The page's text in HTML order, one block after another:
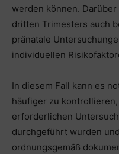
werden können.
dritten Trimesters auch
pränatale
individuellen
In diesem Fall kann es
häufiger zu
erforderlichen
durchgeführt wurden
ordnungsgemäß